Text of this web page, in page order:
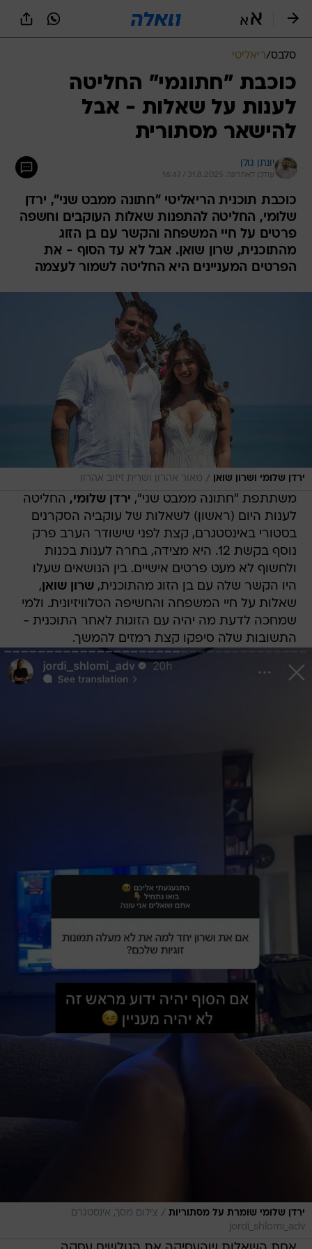
סלבס/ריאליטי
כוכבת "חתונמי" החליטה
לענות על שאלות - אבל
להישאר מסתורית
יונתן גולן
עודכן לאחרונה: 31.8.2025 / 16:47
כוכבת תוכנית הריאליטי "חתונה ממבט שני", ירדן
שלומי, החליטה להתפנות שאלות העוקבים וחשפה
פרטים על חיי המשפחה והקשר עם בן הזוג
מהתוכנית, שרון שואן. אבל לא עד הסוף - את
הפרטים המעניינים היא החליטה לשמור לעצמה
ירדן שלומי ושרון שואן / מאור אהרון ושרית זיזוב אהרון
משתתפת "חתונה ממבט שני", ירדן שלומי, החליטה
לענות היום (ראשון) לשאלות של עוקביה הסקרנים
בסטורי באינסטגרם, קצת לפני שישודר הערב פרק
נוסף בקשת 12. היא מצידה, בחרה לענות בכנות
ולחשוף לא מעט פרטים אישיים. בין הנושאים שעלו
היו הקשר שלה עם בן הזוג מהתוכנית,שרון שואן,
שאלות על חיי המשפחה והחשיפה הטלוויזיונית. ולמי
שמחכה לדעת מה יהיה עם הזוגות לאחר התוכנית -
התשובות שלה סיפקו קצת רמזים להמשך.
ירדן שלומי שומרת על מסתוריות / צילום מסך, אינסטגרם
jordi_shlomi_adv